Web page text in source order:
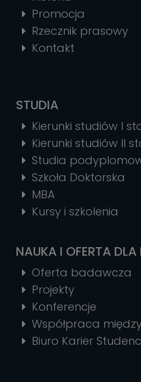
Promocja
Rzecznik prasowy
Kontakt
STUDIA
Kierunki studiów I
Kierunki studiów II
Studia
Szkoła Doktorska
MBA
Kursy i szkolenia
NAUKA I OFERTA DLA
Oferta badawcza
Projekty
Konferencje
Współpraca
Biuro Karier